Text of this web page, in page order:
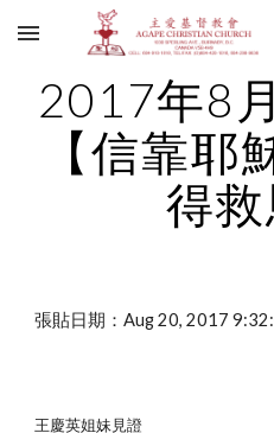
Skip to main content
2017年8
【信靠耶
得救
張貼日期：Aug 20, 2017
王慶英姐妹見證